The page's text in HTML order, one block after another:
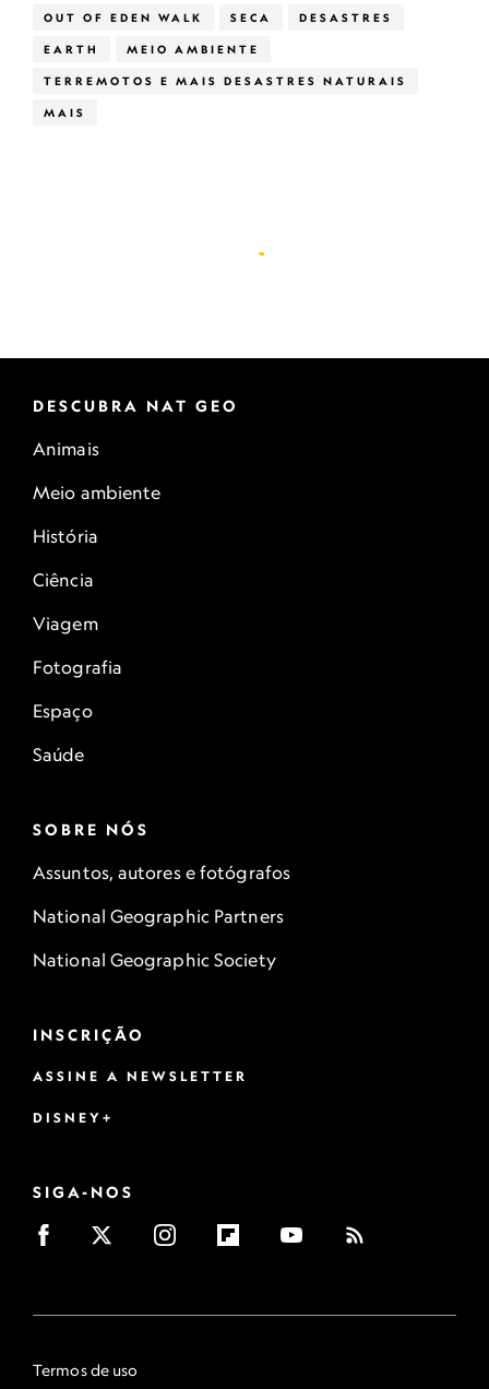
OUT OF EDEN WALK SECA DESASTRES
EARTH MEIO AMBIENTE
TERREMOTOS E MAIS DESASTRES NATURAIS
MAIS
DESCUBRA NAT GEO
Animais
Meio ambiente
História
Ciência
Viagem
Fotografia
Espaço
Saúde
SOBRE NÓS
Assuntos, autores e fotógrafos
National Geographic Partners
National Geographic Society
INSCRIÇÃO
ASSINE A NEWSLETTER
DISNEY+
SIGA-NOS
Termos de uso